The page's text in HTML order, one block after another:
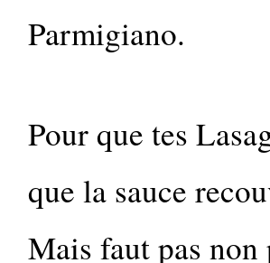
Parmigiano.
Pour que tes
que la sauce
Mais faut pas